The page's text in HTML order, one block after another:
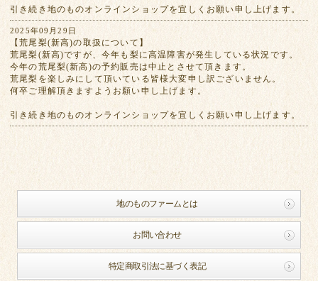
引き続き地のものオンラインショップを宜しくお願い申し上げます。
2025年09月29日
【荒尾梨(新高)の取扱について】
荒尾梨(新高)ですが、今年も梨に高温障害が発生している状況です。
今年の荒尾梨(新高)の予約販売は中止とさせて頂きます。
荒尾梨を楽しみにして頂いている皆様大変申し訳ございません。
何卒ご理解頂きますようお願い申し上げます。
引き続き地のものオンラインショップを宜しくお願い申し上げます。
地のものファームとは
お問い合わせ
特定商取引法に基づく表記